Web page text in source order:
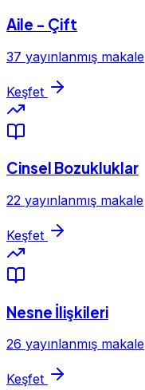
Aile - Çift
37 yayınlanmış makale
Keşfet
Cinsel Bozukluklar
22 yayınlanmış makale
Keşfet
Nesne İlişkileri
26 yayınlanmış makale
Keşfet